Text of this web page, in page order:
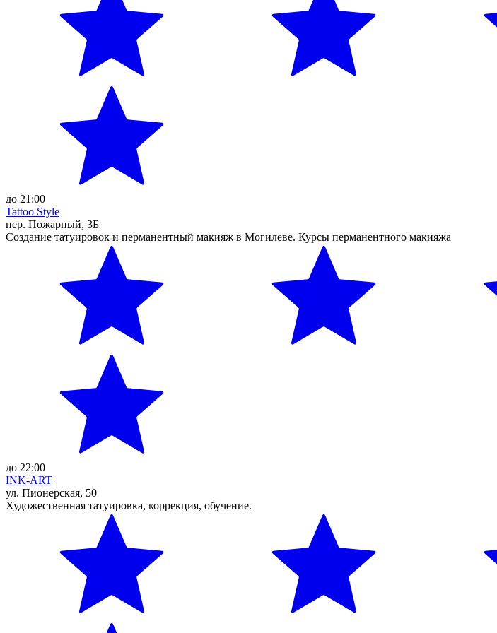
до 21:00
Tattoo Style
пер. Пожарный, 3Б
Создание татуировок и перманентный макияж в Могилеве. Курсы перманентного макияжа
до 22:00
INK-ART
ул. Пионерская, 50
Художественная татуировка, коррекция, обучение.